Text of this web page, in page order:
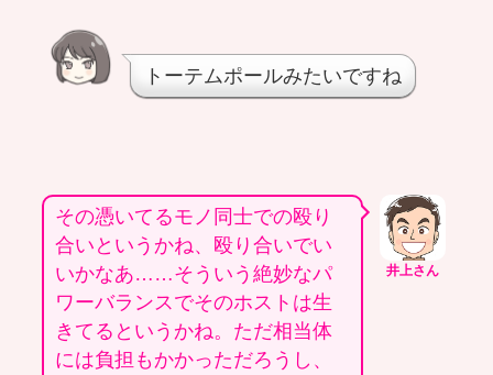
トーテムポールみたいですね
井上さん
その憑いてるモノ同士での殴り
合いというかね、殴り合いでい
いかなあ……そういう絶妙なパ
ワーバランスでそのホストは生
きてるというかね。ただ相当体
には負担もかかっただろうし、